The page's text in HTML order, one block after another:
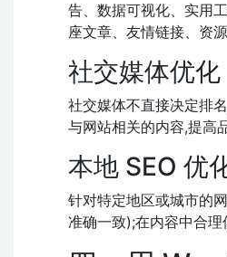
告、数据可视化、实用
座文章、友情链接、资源
社交媒体优化
社交媒体不直接决定排
与网站相关的内容,提高
本地 SEO 优
针对特定地区或城市的
准确一致);在内容中合理